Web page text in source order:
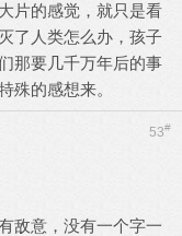
片的感觉，就只是看
了人类怎么办，孩子
那要几千万年后的事
殊的感想来。
53#
敌意，没有一个字一